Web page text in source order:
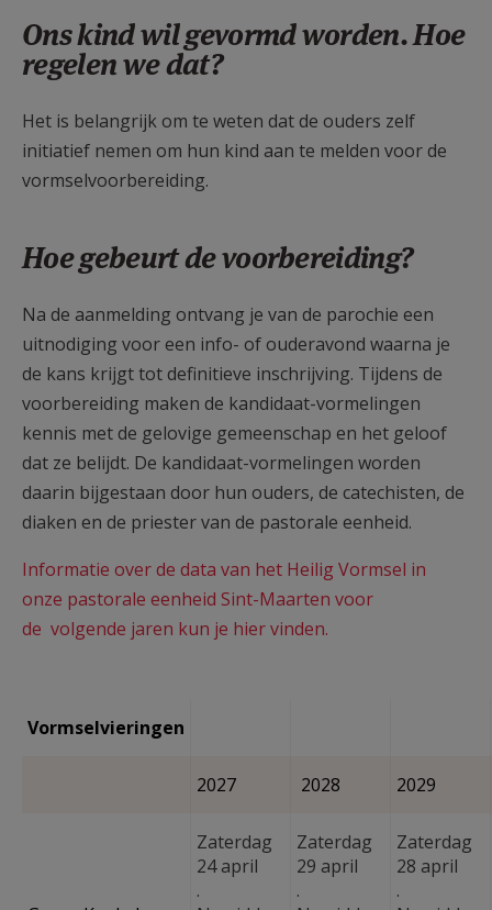
Ons kind wil gevormd worden. Hoe
regelen we dat?
Het is belangrijk om te weten dat de ouders zelf
initiatief nemen om hun kind aan te melden voor de
vormselvoorbereiding.
Hoe gebeurt de voorbereiding?
Na de aanmelding ontvang je van de parochie een
uitnodiging voor een info- of ouderavond waarna je
de kans krijgt tot definitieve inschrijving. Tijdens de
voorbereiding maken de kandidaat-vormelingen
kennis met de gelovige gemeenschap en het geloof
dat ze belijdt. De kandidaat-vormelingen worden
daarin bijgestaan door hun ouders, de catechisten, de
diaken en de priester van de pastorale eenheid.
Informatie over de data van het Heilig Vormsel in
onze pastorale eenheid Sint-Maarten voor
de volgende jaren kun je hier vinden.
Vormselvieringen
2027 2028 2029
Zaterdag
24 april
.
Zaterdag
29 april
.
Zaterdag
28 april
.